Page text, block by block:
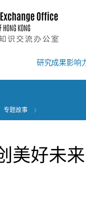
研究成果影响
专题故事
美好未来